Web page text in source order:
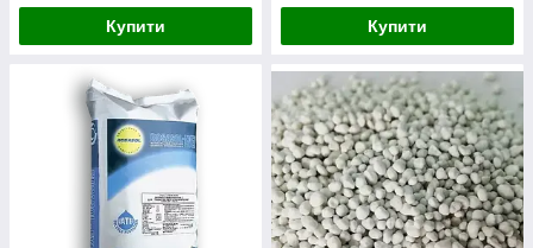
Купити Купити